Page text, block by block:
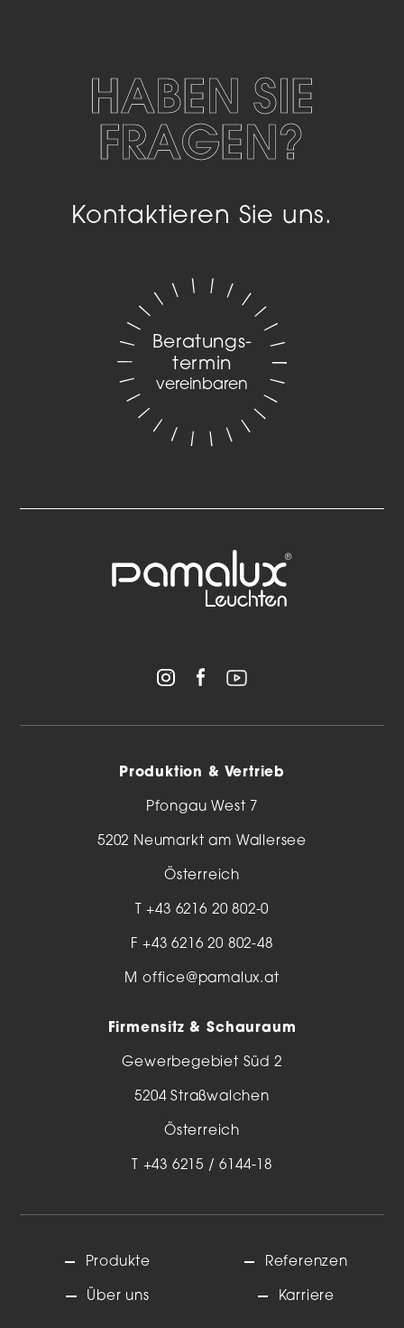
HABEN SIE
FRAGEN?
Kontaktieren Sie uns.
Beratungs­
termin
vereinbaren
Produktion & Vertrieb
Pfongau West 7
5202 Neumarkt am Wallersee
Österreich
T+43 6216 20 802-0
F +43 6216 20 802-48
M office@pamalux.at
Firmensitz & Schauraum
Gewerbegebiet Süd 2
5204 Straßwalchen
Österreich
+43 6215 / 6144-18
Produkte
Über uns
Referenzen
Karriere